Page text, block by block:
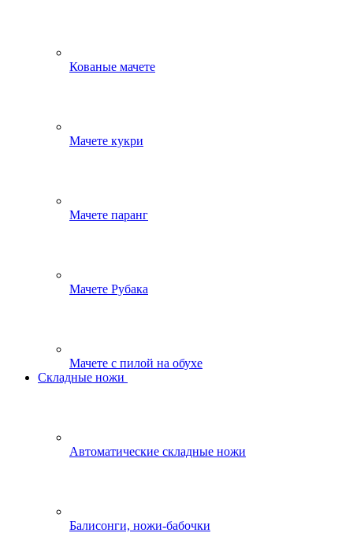
Кованые мачете
Мачете кукри
Мачете паранг
Мачете Рубака
Мачете с пилой на обухе
Складные ножи
Автоматические складные ножи
Балисонги, ножи-бабочки